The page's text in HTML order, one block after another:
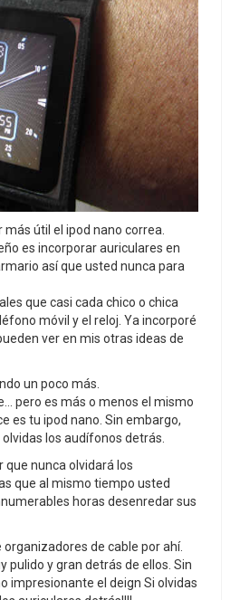
útil el ipod nano correa.
es incorporar auriculares en
así que usted nunca para
que casi cada chico o chica
móvil y el reloj. Ya incorporé
ver en mis otras ideas de
un poco más.
pero es más o menos el mismo
es tu ipod nano. Sin embargo,
los audífonos detrás.
que nunca olvidará los
que al mismo tiempo usted
horas desenredar sus
de cable por ahí.
pulido y gran detrás de ellos. Sin
impresionante el deign Si olvidas